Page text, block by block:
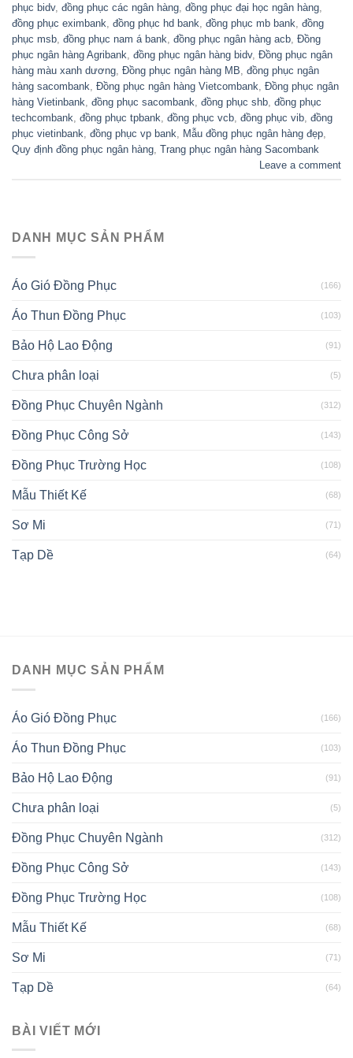
phục bidv, đồng phục các ngân hàng đồng phục đại học ngân hàng
đồng phục eximbank đồng phục hd bank đồng phục mb bank đồng
phục msb đồng phục nam á bank đồng phục ngân hàng acb Đồng
phục ngân hàng Agribank đồng phục ngân hàng bidv, Đồng phục ngân
hàng màu xanh dương Đồng phục ngân hàng MB đồng phục ngân
hàng sacombank Đồng phục ngân hàng Vietcombank Đồng phục ngân
hàng Vietinbank đồng phục sacombank đồng phục shb đồng phục
techcombank đồng phục tpbank đồng phục vcb đồng phục vib đồng
phục vietinbank đồng phục vp bank Mẫu đồng phục ngân hàng đẹp
Quy định đồng phục ngân hàng Trang phục ngân hàng Sacombank
Leave a comment
DANH MỤC SẢN PHẨM
Áo Gió Đồng Phục (166)
Áo Thun Đồng Phục (103)
Bảo Hộ Lao Động (91)
Chưa phân loại (5)
Đồng Phục Chuyên Ngành (312)
Đồng Phục Công Sở (143)
Đồng Phục Trường Học (108)
Mẫu Thiết Kế (68)
Sơ Mi (71)
Tạp Dề (64)
DANH MỤC SẢN PHẨM
Áo Gió Đồng Phục (166)
Áo Thun Đồng Phục (103)
Bảo Hộ Lao Động (91)
Chưa phân loại (5)
Đồng Phục Chuyên Ngành (312)
Đồng Phục Công Sở (143)
Đồng Phục Trường Học (108)
Mẫu Thiết Kế (68)
Sơ Mi (71)
Tạp Dề (64)
BÀI VIẾT MỚI